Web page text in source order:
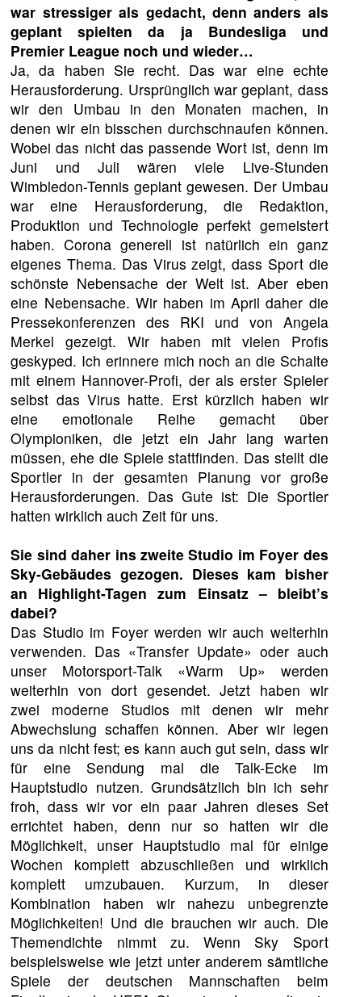
war stressiger als gedacht, denn anders als
geplant spielten da ja Bundesliga und
Premier League noch und wieder…
Ja, da haben Sie recht. Das war eine echte
Herausforderung. Ursprünglich war geplant, dass
wir den Umbau in den Monaten machen, in
denen wir ein bisschen durchschnaufen können.
Wobei das nicht das passende Wort ist, denn im
Juni und Juli wären viele Live-Stunden
Wimbledon-Tennis geplant gewesen. Der Umbau
war eine Herausforderung, die Redaktion,
Produktion und Technologie perfekt gemeistert
haben. Corona generell ist natürlich ein ganz
eigenes Thema. Das Virus zeigt, dass Sport die
schönste Nebensache der Welt ist. Aber eben
eine Nebensache. Wir haben im April daher die
Pressekonferenzen des RKI und von Angela
Merkel gezeigt. Wir haben mit vielen Profis
geskyped. Ich erinnere mich noch an die Schalte
mit einem Hannover-Profi, der als erster Spieler
selbst das Virus hatte. Erst kürzlich haben wir
eine emotionale Reihe gemacht über
Olympioniken, die jetzt ein Jahr lang warten
müssen, ehe die Spiele stattfinden. Das stellt die
Sportler in der gesamten Planung vor große
Herausforderungen. Das Gute ist: Die Sportler
hatten wirklich auch Zeit für uns.
Sie sind daher ins zweite Studio im Foyer des
Sky-Gebäudes gezogen. Dieses kam bisher
an Highlight-Tagen zum Einsatz – bleibt’s
dabei?
Das Studio im Foyer werden wir auch weiterhin
verwenden. Das «Transfer Update» oder auch
unser Motorsport-Talk «Warm Up» werden
weiterhin von dort gesendet. Jetzt haben wir
zwei moderne Studios mit denen wir mehr
Abwechslung schaffen können. Aber wir legen
uns da nicht fest; es kann auch gut sein, dass wir
für eine Sendung mal die Talk-Ecke im
Hauptstudio nutzen. Grundsätzlich bin ich sehr
froh, dass wir vor ein paar Jahren dieses Set
errichtet haben, denn nur so hatten wir die
Möglichkeit, unser Hauptstudio mal für einige
Wochen komplett abzuschließen und wirklich
komplett umzubauen. Kurzum, in dieser
Kombination haben wir nahezu unbegrenzte
Möglichkeiten! Und die brauchen wir auch. Die
Themendichte nimmt zu. Wenn Sky Sport
beispielsweise wie jetzt unter anderem sämtliche
Spiele der deutschen Mannschaften beim